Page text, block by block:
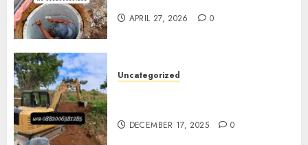
APRIL 27, 2026 0
Uncategorized
DECEMBER 17, 2025 0